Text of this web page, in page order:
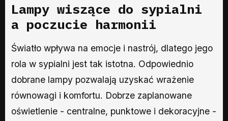
Lampy wiszące do sypialni
a poczucie harmonii
Światło wpływa na emocje i nastrój, dlatego jego
rola w sypialni jest tak istotna. Odpowiednio
dobrane lampy pozwalają uzyskać wrażenie
równowagi i komfortu. Dobrze zaplanowane
oświetlenie - centralne, punktowe i dekoracyjne -